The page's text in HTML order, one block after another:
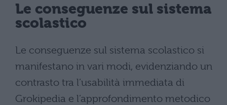
Le conseguenze sul sistema
scolastico
Le conseguenze sul sistema scolastico si
manifestano in vari modi, evidenziando un
contrasto tra l’usabilità immediata di
Grokipedia e l’approfondimento metodico